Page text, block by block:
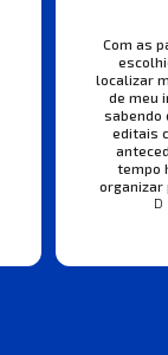
Com as
localizar
de meu
sabendo
editais
tempo
organizar
D